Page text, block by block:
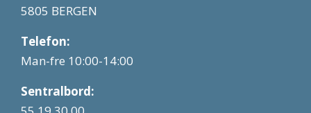
5805 BERGEN
Telefon:
Man-fre 10:00-14:00
Sentralbord: